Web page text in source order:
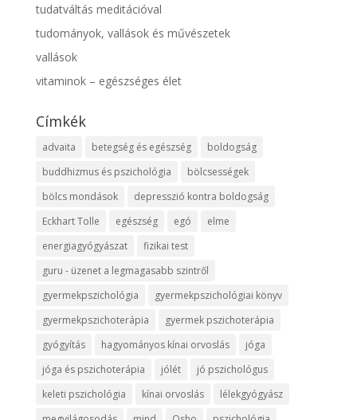
tudatváltás meditációval
tudományok, vallások és művészetek
vallások
vitaminok – egészséges élet
Címkék
advaita betegség és egészség
boldogság
buddhizmus és pszichológia
bölcsességek
bölcs mondások
depresszió kontra boldogság
Eckhart Tolle
egészség egó
elme
energiagyógyászat
fizikai test
guru - üzenet a legmagasabb szintről
gyermekpszichológia
gyermekpszichológiai könyv
gyermekpszichoterápia
gyermek pszichoterápia
gyógyítás
hagyományos kínai orvoslás
jóga
jóga és pszichoterápia
jólét
jó pszichológus
keleti pszichológia
kínai orvoslás
lélekgyógyász